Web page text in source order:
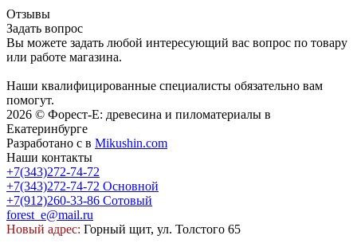
Отзывы
Задать вопрос
Вы можете задать любой интересующий вас вопрос по товару
или работе магазина.
Наши квалифицированные специалисты обязательно вам
помогут.
2026 © Форест-Е: древесина и пиломатериалы в
Екатеринбурге
Разработано с в Mikushin.com
Наши контакты
+7(343)272-74-72
+7(343)272-74-72 Основной
+7(912)260-33-86 Сотовый
forest_e@mail.ru
Новый адрес: Горный щит, ул. Толстого 65